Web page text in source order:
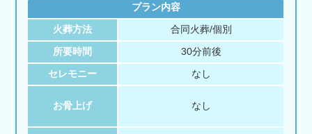
プラン内容
火葬方法 合同火葬/個別
所要時間 30分前後
セレモニー なし
お骨上げ なし